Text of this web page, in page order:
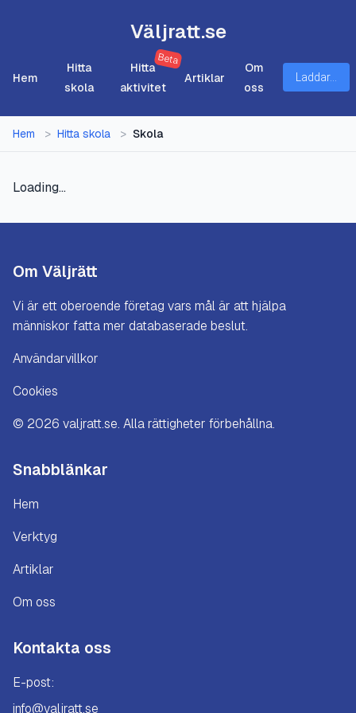
Väljratt.se
Hem
Hitta
skola
Hitta
aktivitet
Beta
Artiklar
Om
oss
Laddar...
Hem > Hitta skola > Skola
Loading...
Om Väljrätt
Vi är ett oberoende företag vars mål är att hjälpa
människor fatta mer databaserade beslut.
Användarvillkor
Cookies
© 2026 valjratt.se. Alla rättigheter förbehållna.
Snabblänkar
Hem
Verktyg
Artiklar
Om oss
Kontakta oss
E-post:
info@valjratt.se